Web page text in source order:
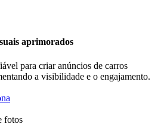
aprimorados
para criar anúncios de carros
a visibilidade e o engajamento.
fotos